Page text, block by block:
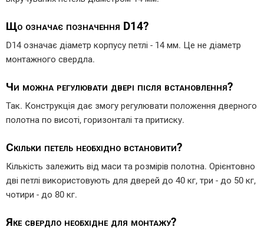
Що означає позначення D14?
D14 означає діаметр корпусу петлі - 14 мм. Це не діаметр
монтажного свердла.
Чи можна регулювати двері після встановлення?
Так. Конструкція дає змогу регулювати положення дверного
полотна по висоті, горизонталі та притиску.
Скільки петель необхідно встановити?
Кількість залежить від маси та розмірів полотна. Орієнтовно
дві петлі використовують для дверей до 40 кг, три - до 50 кг,
чотири - до 80 кг.
Яке свердло необхідне для монтажу?